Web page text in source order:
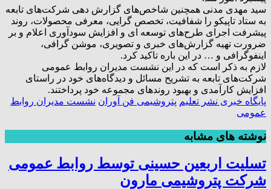
سید مهدی مدنی همچنین شاخص‌های گزارش دهی شرکت‌های تابعه
به ستاد تاپیکو را شفافیت، تخصص گرایی، معرفی محصولات، روند
پیشرفت اجرای طرح‌های توسعه ای و افزایش سودآوری اعلام و بر
ضرورت تهیه گزارش‌های خبری و تصویری، موشن گرافی،
اینفوگرافی و … در این باره تاکید کرد.
لازم به ذکر است که در این نشست مدیران روابط عمومی
شرکت‌های تابعه به تشریح مسائل و دیدگاه‌های خود در راستای
افزایش کارآمدی و بهبود روندهای مجموعه خود پرداختند.
پایگاه خبری نشر تعلیم پتروشیمی فن آوران نشست مدیران روابط
عمومی
نوشته های مشابه
تسلیت اربعین حسینی توسط روابط عمومی
شرکت پتروشیمی مارون